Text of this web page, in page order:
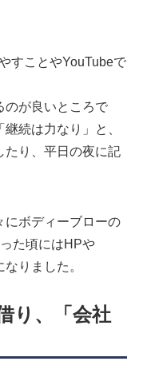
すことやYouTubeで
のが良いところで
続は力なり」と、
たり、平日の夜に記
にボディーブローの
た頃にはHPや
りました。
り、「会社